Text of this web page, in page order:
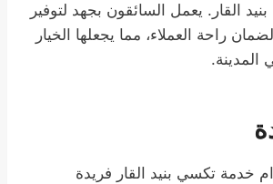
القار. يعمل السائقون بجهد لتوفير
راحة العملاء، مما يجعلها الخيار
المدينة.
خدمة تكسي بنيد القار فريدة